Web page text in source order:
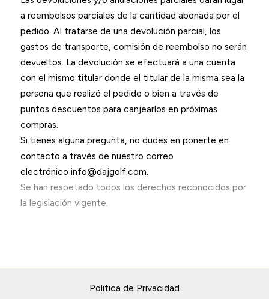
a reembolsos parciales de la cantidad abonada por el
pedido. Al tratarse de una devolución parcial, los
gastos de transporte, comisión de reembolso no serán
devueltos. La devolución se efectuará a una cuenta
con el mismo titular donde el titular de la misma sea la
persona que realizó el pedido o bien a través de
puntos descuentos para canjearlos en próximas
compras.
Si tienes alguna pregunta, no dudes en ponerte en
contacto a través de nuestro correo
electrónico info@dajgolf.com.
Se han respetado todos los derechos reconocidos por
la legislación vigente.
Politica de Privacidad